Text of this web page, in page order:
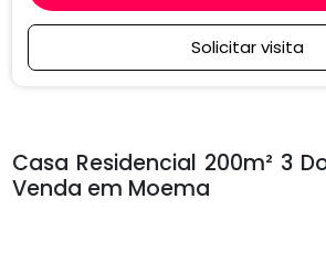
Solicitar visita
Casa Residencial 200m² 3
Venda em Moema